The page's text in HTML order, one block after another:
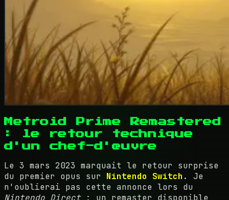
Metroid Prime Remastered
: le retour technique
d'un chef-d'œuvre
Le 3 mars 2023 marquait le retour surprise
du premier opus sur Nintendo Switch . Je
n'oublierai pas cette annonce lors du